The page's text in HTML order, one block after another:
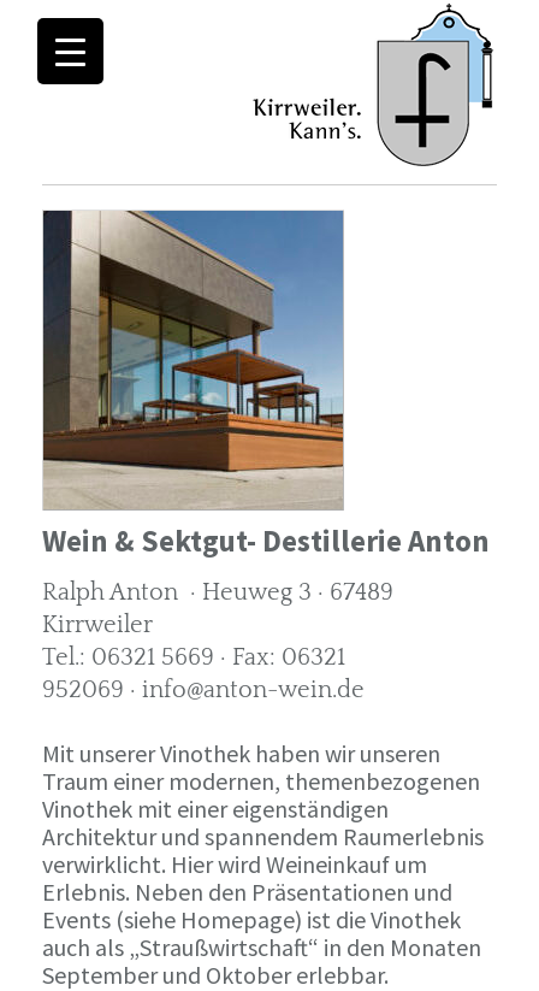
Wein & Sektgut- Destillerie Anton
Ralph Anton · Heuweg 3 · 67489
Kirrweiler
Tel.: 06321 5669 · Fax: 06321
952069 · info@anton-wein.de
Mit unserer Vinothek haben wir unseren
Traum einer modernen, themenbezogenen
Vinothek mit einer eigenständigen
Architektur und spannendem Raumerlebnis
verwirklicht. Hier wird Weineinkauf um
Erlebnis. Neben den Präsentationen und
Events (siehe Homepage) ist die Vinothek
auch als „Straußwirtschaft“ in den Monaten
September und Oktober erlebbar.